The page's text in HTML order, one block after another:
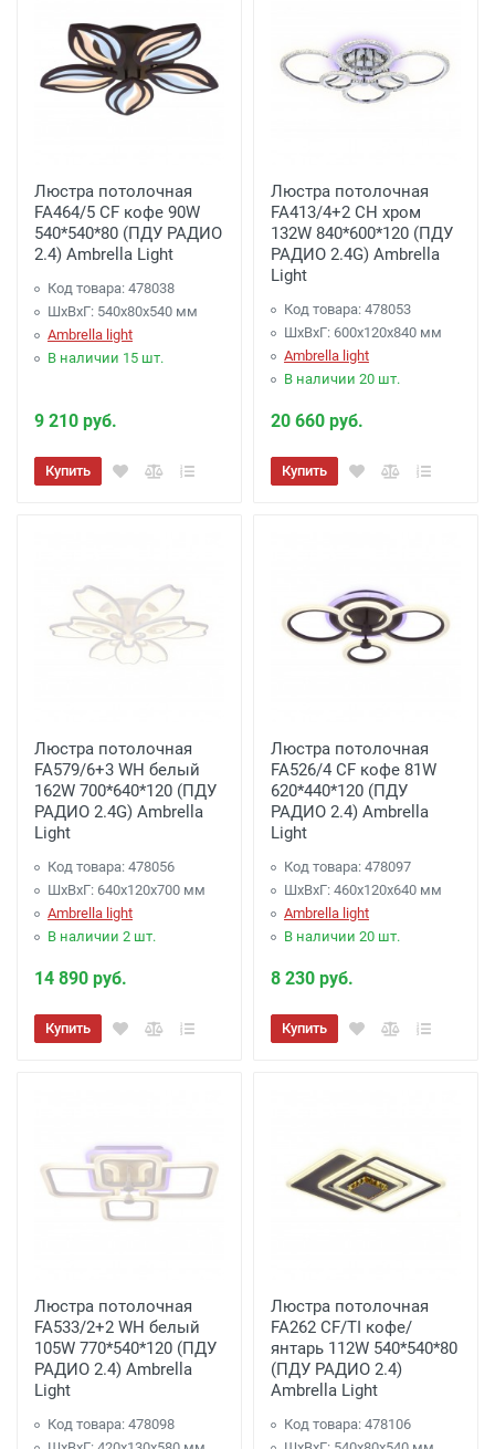
Люстра потолочная
FA464/5 CF кофе 90W
540*540*80 (ПДУ РАДИО
2.4) Ambrella Light
Код товара: 478038
ШхВхГ: 540x80x540 мм
Ambrella light
В наличии 15 шт.
9 210 руб.
Купить
Люстра потолочная
FA413/4+2 CH хром
132W 840*600*120 (ПДУ
РАДИО 2.4G) Ambrella
Light
Код товара: 478053
ШхВхГ: 600x120x840 мм
Ambrella light
В наличии 20 шт.
20 660 руб.
Купить
Люстра потолочная
FA579/6+3 WH белый
162W 700*640*120 (ПДУ
РАДИО 2.4G) Ambrella
Light
Код товара: 478056
ШхВхГ: 640x120x700 мм
Ambrella light
В наличии 2 шт.
14 890 руб.
Купить
Люстра потолочная
FA526/4 CF кофе 81W
620*440*120 (ПДУ
РАДИО 2.4) Ambrella
Light
Код товара: 478097
ШхВхГ: 460x120x640 мм
Ambrella light
В наличии 20 шт.
8 230 руб.
Купить
Люстра потолочная
FA533/2+2 WH белый
105W 770*540*120 (ПДУ
РАДИО 2.4) Ambrella
Light
Код товара: 478098
Люстра потолочная
FA262 CF/TI кофе/
янтарь 112W 540*540*80
(ПДУ РАДИО 2.4)
Ambrella Light
Код товара: 478106